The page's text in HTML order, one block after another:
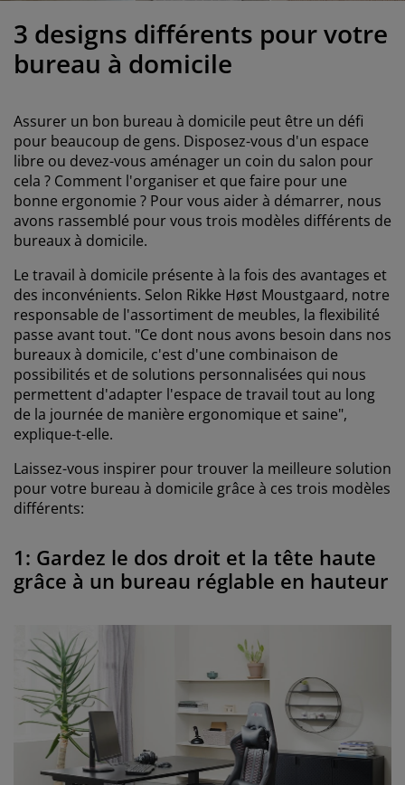
robes
superposés
entretien meubles
pour vitrage
d'extérieur
et repasser
pour animaux de compagnie
3 designs différents pour votre
bureau à domicile
Assurer un bon bureau à domicile peut être un défi
pour beaucoup de gens. Disposez-vous d'un espace
libre ou devez-vous aménager un coin du salon pour
cela ? Comment l'organiser et que faire pour une
bonne ergonomie ? Pour vous aider à démarrer, nous
avons rassemblé pour vous trois modèles différents de
bureaux à domicile.
Le travail à domicile présente à la fois des avantages et
des inconvénients. Selon Rikke Høst Moustgaard, notre
responsable de l'assortiment de meubles, la flexibilité
passe avant tout. "Ce dont nous avons besoin dans nos
bureaux à domicile, c'est d'une combinaison de
possibilités et de solutions personnalisées qui nous
permettent d'adapter l'espace de travail tout au long
de la journée de manière ergonomique et saine",
explique-t-elle.
Laissez-vous inspirer pour trouver la meilleure solution
pour votre bureau à domicile grâce à ces trois modèles
différents:
1: Gardez le dos droit et la tête haute
grâce à un bureau réglable en hauteur